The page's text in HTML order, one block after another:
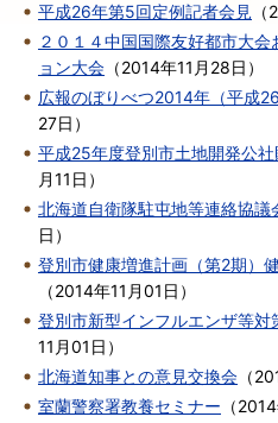
平成26年第5回定例記者会見 （
２０１４中国国際友好都市大
ョン大会 （2014年11月28日 ）
広報のぼりべつ2014年（平成
27日 ）
平成25年度登別市土地開発公
月11日 ）
北海道自衛隊駐屯地等連絡協議
日 ）
登別市健康増進計画（第2期）
（2014年11月01日 ）
登別市新型インフルエンザ等対
11月01日 ）
北海道知事との意見交換会 （
室蘭警察署教養セミナー （